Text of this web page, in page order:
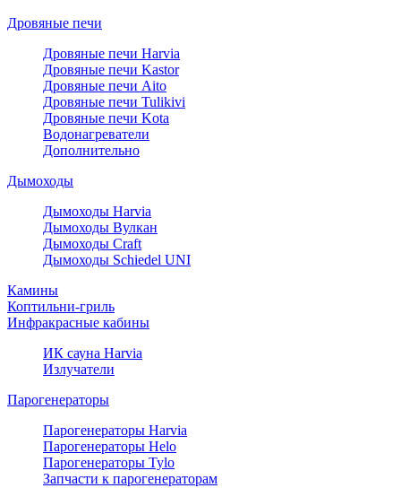
Дровяные печи
Дровяные печи Harvia
Дровяные печи Kastor
Дровяные печи Aito
Дровяные печи Tulikivi
Дровяные печи Kota
Водонагреватели
Дополнительно
Дымоходы
Дымоходы Harvia
Дымоходы Вулкан
Дымоходы Craft
Дымоходы Schiedel UNI
Камины
Коптильни-гриль
Инфракрасные кабины
ИК сауна Harvia
Излучатели
Парогенераторы
Парогенераторы Harvia
Парогенераторы Helo
Парогенераторы Tylo
Запчасти к парогенераторам